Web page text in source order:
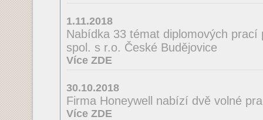
1.11.2018
Nabídka 33 témat diplomových prací
spol. s r.o. České Budějovice
Více ZDE
30.10.2018
Firma Honeywell nabízí dvě volné
Více ZDE